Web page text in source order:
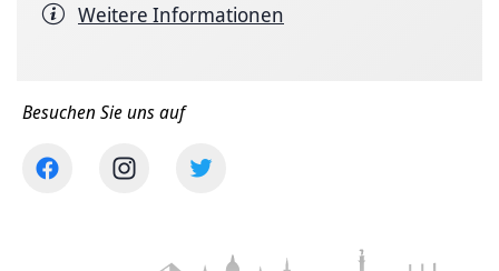
Weitere Informationen
Besuchen Sie uns auf